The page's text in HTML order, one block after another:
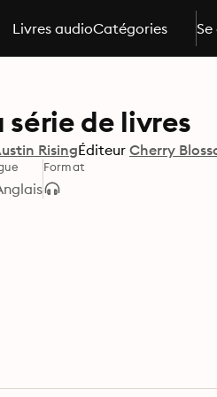
Livres audioCatégories
série de livres
RisingÉditeur Cherry
Format